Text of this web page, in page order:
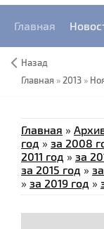
Главная
Назад
Главная » 2013 »
Главная »
год » за 2008
2011 год » за
за 2015 год »
» за 2019 год »